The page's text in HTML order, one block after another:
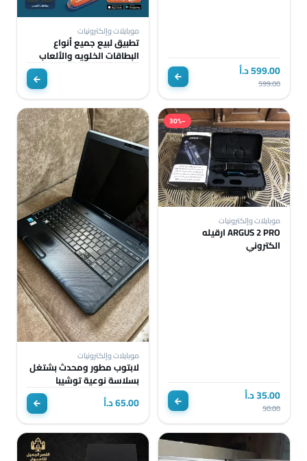
599.00 د.أ
599.00
موبايلات وإلكترونيات
تطبيق لبيع جميع أنواع
البطاقات الخلويه والألعاب
−30%
موبايلات وإلكترونيات
ARGUS 2 PRO ارقيله
الكتروني
35.00 د.أ
50.00
موبايلات وإلكترونيات
لابتوب مطور ومحدث بشتغل
بسلاسة نوعية توشيبا
satalite c660
65.00 د.أ